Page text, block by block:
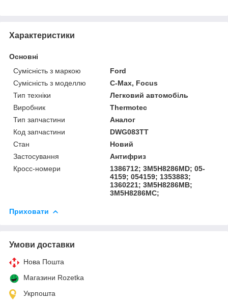
Характеристики
Основні
Сумісність з маркою
Ford
Сумісність з моделлю
C-Max, Focus
Тип техніки
Легковий автомобіль
Виробник
Thermotec
Тип запчастини
Аналог
Код запчастини
DWG083TT
Стан
Новий
Застосування
Антифриз
Кросс-номери
1386712; 3M5H8286MD; 05-
4159; 054159; 1353883;
1360221; 3M5H8286MB;
3M5H8286MC;
Приховати
Умови доставки
Нова Пошта
Магазини Rozetka
Укрпошта